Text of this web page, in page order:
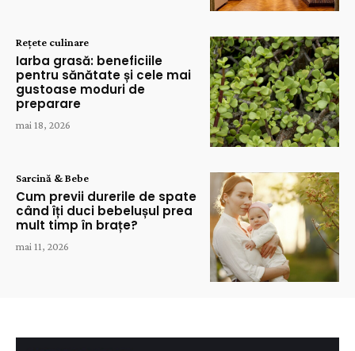
Rețete culinare
Iarba grasă: beneficiile
pentru sănătate și cele mai
gustoase moduri de
preparare
mai 18, 2026
Sarcină & Bebe
Cum previi durerile de spate
când îți duci bebelușul prea
mult timp în brațe?
mai 11, 2026